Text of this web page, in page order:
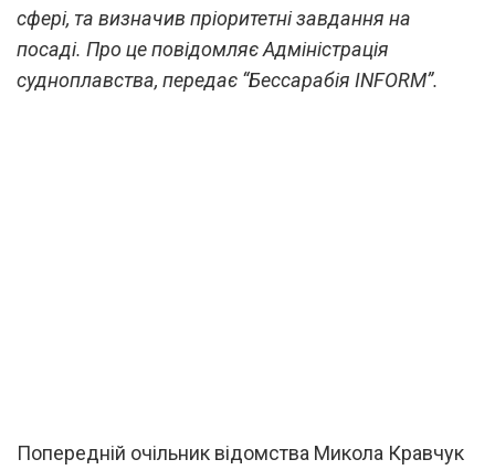
сфері, та визначив пріоритетні завдання на
посаді. Про це повідомляє Адміністрація
судноплавства, передає “Бессарабія INFORM”.
Попередній очільник відомства Микола Кравчук